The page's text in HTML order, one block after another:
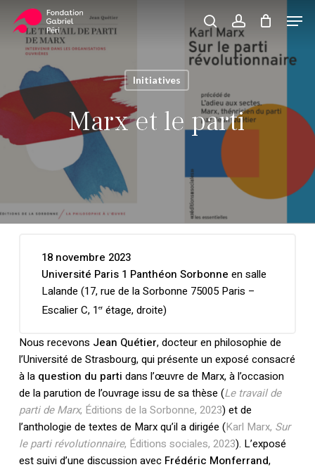
content
searchaccount
Panier Close
Cart
Initiatives
Marx et le parti
18 novembre 2023
Université Paris 1 Panthéon Sorbonne en salle
Lalande (17, rue de la Sorbonne 75005 Paris –
Escalier C, 1erétage, droite)
Nous recevons Jean Quétier, docteur en philosophie de
l’Université de Strasbourg, qui présente un exposé consacré
à la question du parti dans l’œuvre de Marx, à l’occasion
de la parution de l’ouvrage issu de sa thèse (Le travail de
parti de Marx, Éditions de la Sorbonne, 2023) et de
l’anthologie de textes de Marx qu’il a dirigée (Karl Marx, Sur
le parti révolutionnaire, Éditions sociales, 2023). L’exposé
est suivi d’une discussion avec Frédéric Monferrand,
Menu